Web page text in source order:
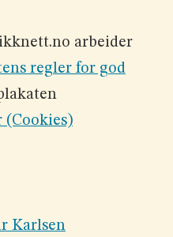
arbeider
regler for god
(Cookies)
Karlsen